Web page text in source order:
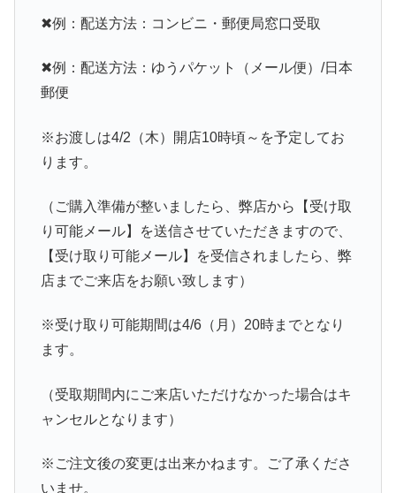
✖例：配送方法：コンビニ・郵便局窓口受取
✖例：配送方法：ゆうパケット（メール便）/日本
郵便
※お渡しは4/2（木）開店10時頃～を予定してお
ります。
（ご購入準備が整いましたら、弊店から【受け取
り可能メール】を送信させていただきますので、
【受け取り可能メール】を受信されましたら、弊
店までご来店をお願い致します）
※受け取り可能期間は4/6（月）20時までとなり
ます。
（受取期間内にご来店いただけなかった場合はキ
ャンセルとなります）
※ご注文後の変更は出来かねます。ご了承くださ
いませ。